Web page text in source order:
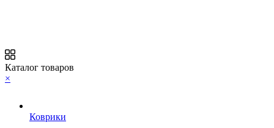
Каталог товаров
×
Коврики